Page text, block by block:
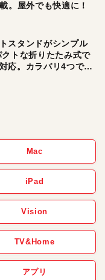
。屋外でも快適に！
スタンドがシンプル
トな折りたたみ式で
応。カラバリ4つで選
Mac
iPad
Vision
TV&Home
アプリ